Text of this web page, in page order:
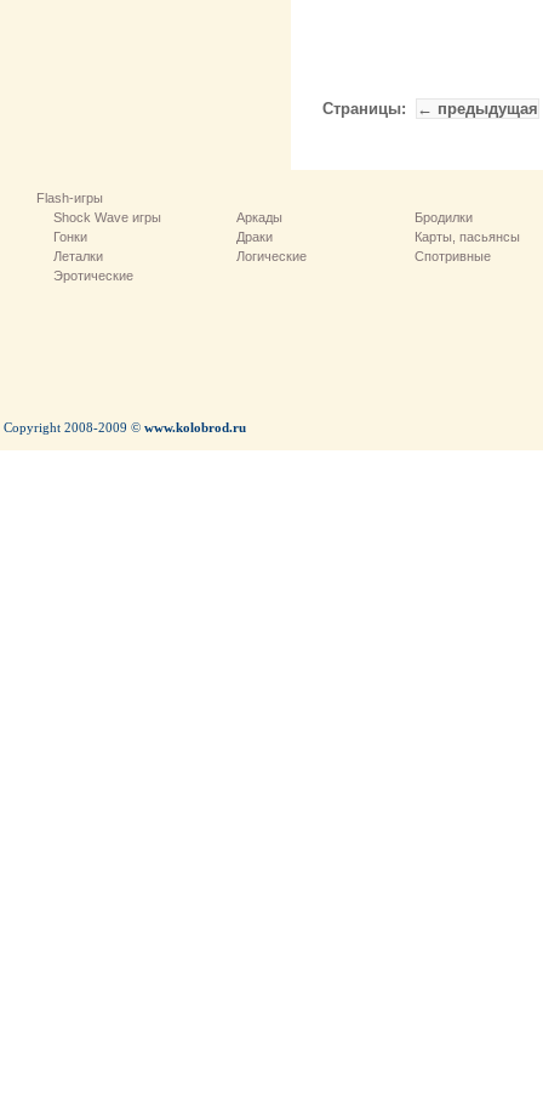
Страницы: ← предыдущая
Flash-игры
Shock Wave игры
Аркады
Бродилки
Гонки
Драки
Карты, пасьянсы
Леталки
Логические
Спотривные
Эротические
Copyright 2008-2009 © www.kolobrod.ru